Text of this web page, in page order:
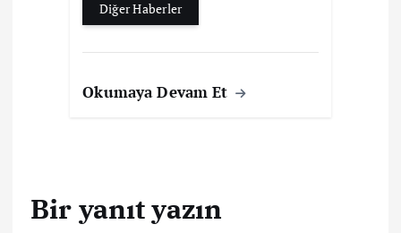
Diğer Haberler
Okumaya Devam Et
Bir yanıt yazın